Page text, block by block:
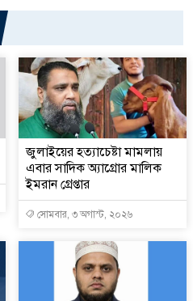
জুলাইয়ের হত্যাচেষ্টা মামলায়
এবার সাদিক অ্যাগ্রোর মালিক
ইমরান গ্রেপ্তার
সোমবার, ৩ অগাস্ট, ২০২৬